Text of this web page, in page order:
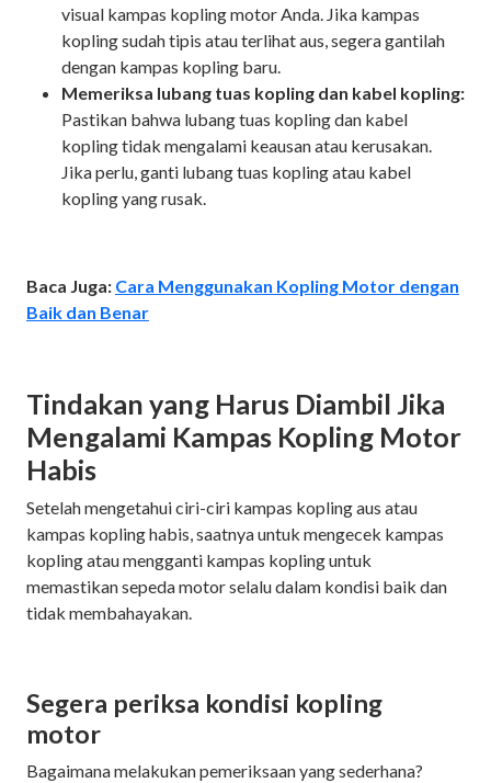
visual kampas kopling motor Anda. Jika kampas
kopling sudah tipis atau terlihat aus, segera gantilah
dengan kampas kopling baru.
Memeriksa lubang tuas kopling dan kabel kopling:
Pastikan bahwa lubang tuas kopling dan kabel
kopling tidak mengalami keausan atau kerusakan.
Jika perlu, ganti lubang tuas kopling atau kabel
kopling yang rusak.
Baca Juga: Cara Menggunakan Kopling Motor dengan
Baik dan Benar
Tindakan yang Harus Diambil Jika
Mengalami Kampas Kopling Motor
Habis
Setelah mengetahui ciri-ciri kampas kopling aus atau
kampas kopling habis, saatnya untuk mengecek kampas
kopling atau mengganti kampas kopling untuk
memastikan sepeda motor selalu dalam kondisi baik dan
tidak membahayakan.
Segera periksa kondisi kopling
motor
Bagaimana melakukan pemeriksaan yang sederhana?